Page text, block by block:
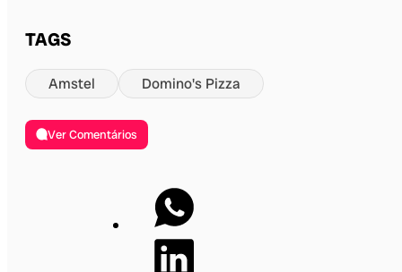
TAGS
Amstel Domino's Pizza
Ver Comentários